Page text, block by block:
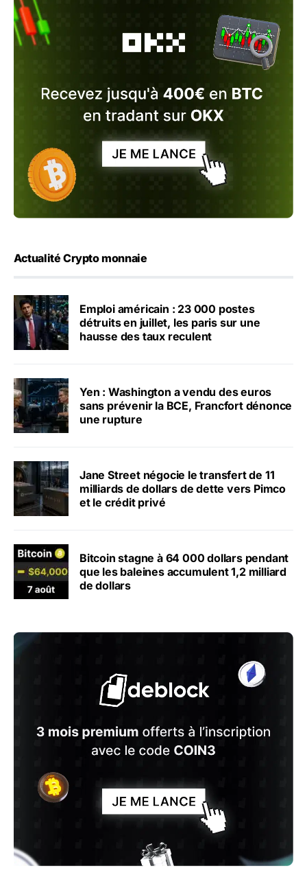
Actualité Crypto monnaie
Emploi américain : 23 000 postes
détruits en juillet, les paris sur une
hausse des taux reculent
Yen : Washington a vendu des euros
sans prévenir la BCE, Francfort dénonce
une rupture
Jane Street négocie le transfert de 11
milliards de dollars de dette vers Pimco
et le crédit privé
Bitcoin stagne à 64 000 dollars pendant
que les baleines accumulent 1,2 milliard
de dollars